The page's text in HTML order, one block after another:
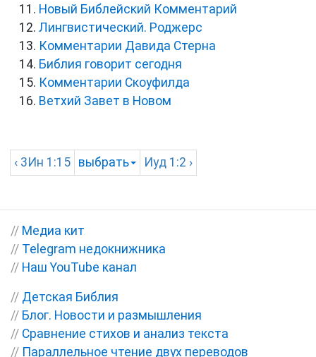
Новый Библейский Комментарий
Лингвистический. Роджерс
Комментарии Давида Стерна
Библия говорит сегодня
Комментарии Скоуфилда
Ветхий Завет в Новом
‹ 3Ин 1:15 выбрать Иуд 1:2 ›
// Медиа кит
// Telegram недокнижника
// Наш YouTube канал
// Детская Библия
// Блог. Новости и размышления
// Сравнение стихов и анализ текста
// Параллельное чтение двух переводов